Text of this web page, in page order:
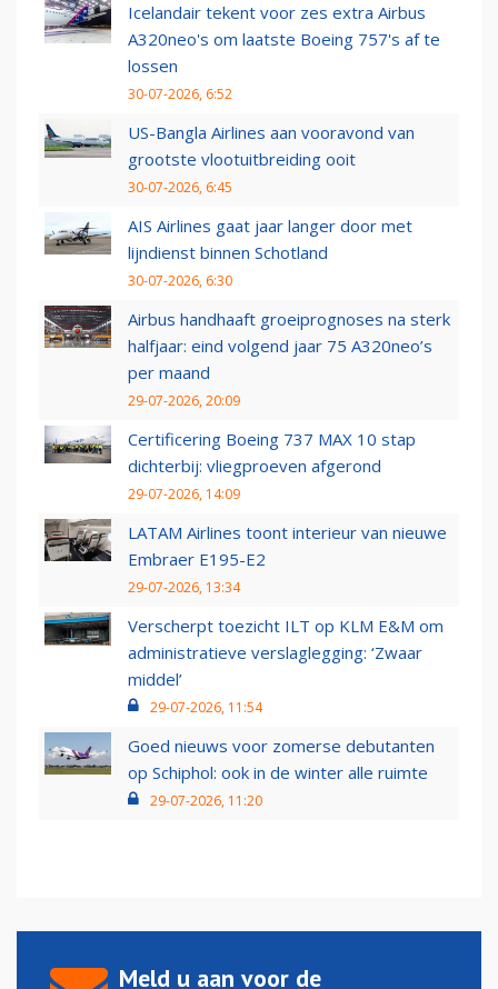
Icelandair tekent voor zes extra Airbus
A320neo's om laatste Boeing 757's af te
lossen
30-07-2026, 6:52
US-Bangla Airlines aan vooravond van
grootste vlootuitbreiding ooit
30-07-2026, 6:45
AIS Airlines gaat jaar langer door met
lijndienst binnen Schotland
30-07-2026, 6:30
Airbus handhaaft groeiprognoses na sterk
halfjaar: eind volgend jaar 75 A320neo’s
per maand
29-07-2026, 20:09
Certificering Boeing 737 MAX 10 stap
dichterbij: vliegproeven afgerond
29-07-2026, 14:09
LATAM Airlines toont interieur van nieuwe
Embraer E195-E2
29-07-2026, 13:34
Verscherpt toezicht ILT op KLM E&M om
administratieve verslaglegging: ‘Zwaar
middel’
29-07-2026, 11:54
Goed nieuws voor zomerse debutanten
op Schiphol: ook in de winter alle ruimte
29-07-2026, 11:20
Meld u aan voor de